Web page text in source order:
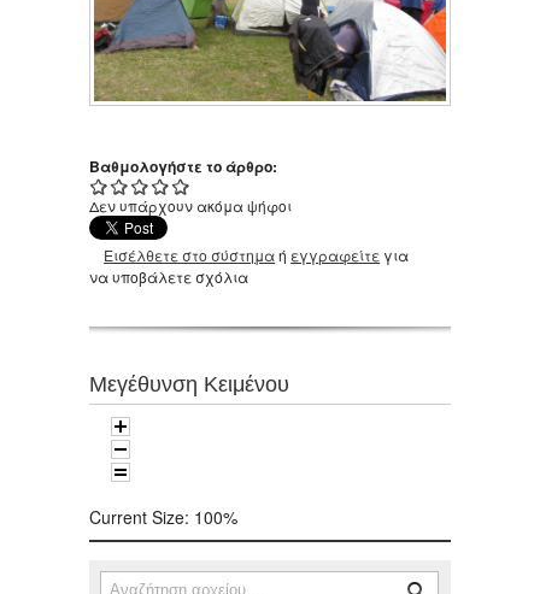
Βαθμολογήστε το άρθρο:
Δεν υπάρχουν ακόμα ψήφοι
Εισέλθετε στο σύστημαή εγγραφείτε για
να υποβάλετε σχόλια
Μεγέθυνση Κειμένου
Current Size: 100%
Φόρμα αναζήτησης
Αναζήτηση